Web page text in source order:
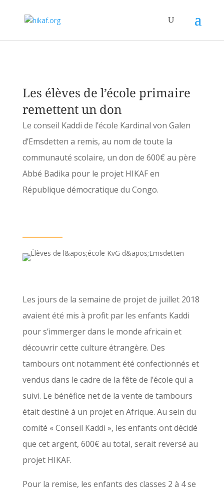
Les élèves de l’école primaire
remettent un don
Le conseil Kaddi de l’école Kardinal von Galen
d’Emsdetten a remis, au nom de toute la
communauté scolaire, un don de 600€ au père
Abbé Badika pour le projet HIKAF en
République démocratique du Congo.
Les jours de la semaine de projet de juillet 2018
avaient été mis à profit par les enfants Kaddi
pour s’immerger dans le monde africain et
découvrir cette culture étrangère. Des
tambours ont notamment été confectionnés et
vendus dans le cadre de la fête de l’école qui a
suivi. Le bénéfice net de la vente de tambours
était destiné à un projet en Afrique. Au sein du
comité « Conseil Kaddi », les enfants ont décidé
que cet argent, 600€ au total, serait reversé au
projet HIKAF.
Pour la remise, les enfants des classes 2 à 4 se